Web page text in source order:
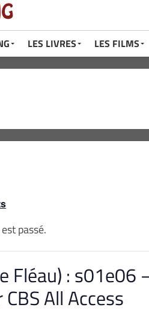
LES LIVRES LES FILMS
passé.
Fléau) : s01e06
All Access